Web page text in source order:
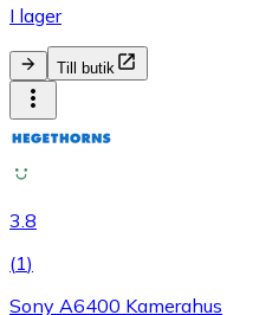
I lager
Till butik
3.8
(1)
Sony A6400 Kamerahus